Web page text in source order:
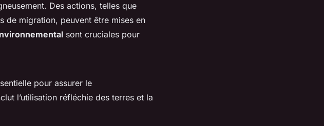
Des actions, telles que
de migration, peuvent être mises en
sont cruciales pour
pour assurer le
l’utilisation réfléchie des terres et la